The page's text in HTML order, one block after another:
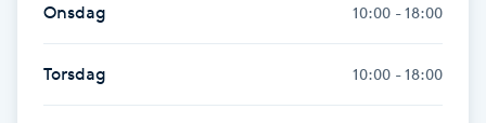
Fotsvamp
Fotvård
Onsdag 10:00 - 18:00
Torsdag 10:00 - 18:00